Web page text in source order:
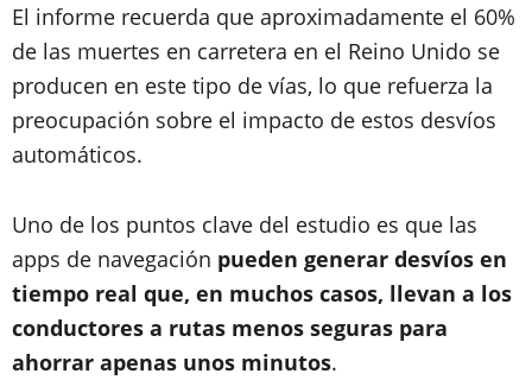
El informe recuerda que aproximadamente el 60%
de las muertes en carretera en el Reino Unido se
producen en este tipo de vías, lo que refuerza la
preocupación sobre el impacto de estos desvíos
automáticos.
Uno de los puntos clave del estudio es que las
apps de navegación pueden generar desvíos en
tiempo real que, en muchos casos, llevan a los
conductores a rutas menos seguras para
ahorrar apenas unos minutos.